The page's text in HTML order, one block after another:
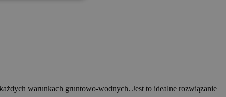
warunkach gruntowo-wodnych. Jest to idealne rozwiązanie